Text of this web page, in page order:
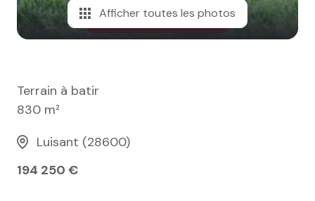
honoraires
contact
Afficher toutes les photos
Terrain à batir
830 m²
Luisant (28600)
194 250 €